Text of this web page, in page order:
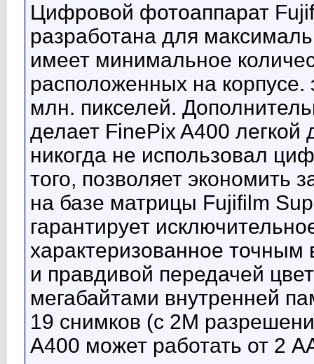
Цифровой фотоаппарат
разработана для
имеет минимальное
расположенных на
млн. пикселей.
делает FinePix A400
никогда не использовал
того, позволяет экономить
на базе матрицы Fujifilm
гарантирует
характеризованное точным
и правдивой передачей
мегабайтами внутренней
19 снимков (с 2M
A400 может работать от 2